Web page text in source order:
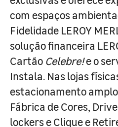
com espaços
Fidelidade LEROY
solução financeira
Cartão Celebre!e o
Instala. Nas lojas
estacionamento
Fábrica de Cores,
lockers e Clique e